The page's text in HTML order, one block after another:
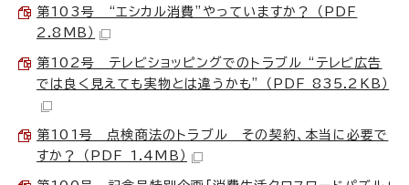
第103号 “エシカル消費”やっていますか？ （PDF
2.8MB）
第102号 テレビショッピングでのトラブル “テレビ広告
では良く見えても実物とは違うかも” （PDF 835.2KB）
第101号 点検商法のトラブル その契約、本当に必要で
すか？ （PDF 1.4MB）